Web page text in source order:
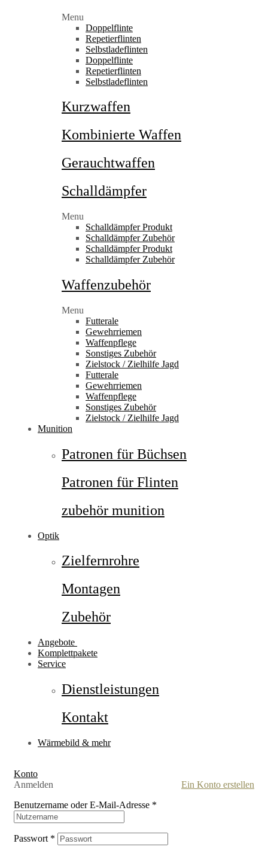
Menu
Doppelflinte
Repetierflinten
Selbstladeflinten
Doppelflinte
Repetierflinten
Selbstladeflinten
Kurzwaffen
Kombinierte Waffen
Gerauchtwaffen
Schalldämpfer
Menu
Schalldämpfer Produkt
Schalldämpfer Zubehör
Schalldämpfer Produkt
Schalldämpfer Zubehör
Waffenzubehör
Menu
Futterale
Gewehrriemen
Waffenpflege
Sonstiges Zubehör
Zielstock / Zielhilfe Jagd
Futterale
Gewehrriemen
Waffenpflege
Sonstiges Zubehör
Zielstock / Zielhilfe Jagd
Munition
Patronen für Büchsen
Patronen für Flinten
zubehör munition
Optik
Zielfernrohre
Montagen
Zubehör
Angebote
Komplettpakete
Service
Dienstleistungen
Kontakt
Wärmebild & mehr
Konto
Anmelden
Ein Konto erstellen
Benutzername oder E-Mail-Adresse *
Passwort *